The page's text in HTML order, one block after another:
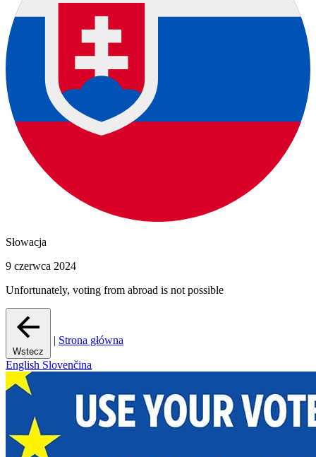
Słowacja
9 czerwca 2024
Unfortunately, voting from abroad is not possible
Wstecz
| Strona główna
English Slovenčina